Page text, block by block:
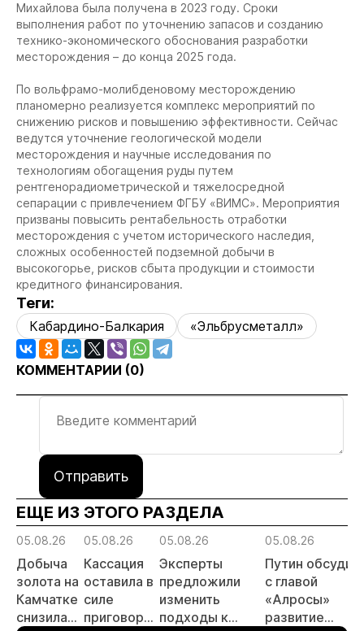
Михайлова была получена в 2023 году. Сроки
выполнения работ по уточнению запасов и созданию
технико-экономического обоснования разработки
месторождения – до конца 2025 года.
По вольфрамо-молибденовому месторождению
планомерно реализуется комплекс мероприятий по
снижению рисков и повышению эффективности. Сейчас
ведутся уточнение геологической модели
месторождения и научные исследования по
технологиям обогащения руды путем
рентгенорадиометрической и тяжелосредной
сепарации с привлечением ФГБУ «ВИМС». Мероприятия
призваны повысить рентабельность отработки
месторождения с учетом исторического наследия,
сложных особенностей подземной добычи в
высокогорье, рисков сбыта продукции и стоимости
кредитного финансирования.
Теги:
Кабардино-Балкария «Эльбрусметалл»
КОММЕНТАРИИ (0)
Отправить
ЕЩЕ ИЗ ЭТОГО РАЗДЕЛА
05.08.26
Добыча
золота на
Камчатке
снизилась
05.08.26
Кассация
оставила в
силе
приговор
05.08.26
Эксперты
предложили
изменить
подходы к
05.08.26
Путин обсудил
с главой
«Алросы»
развитие